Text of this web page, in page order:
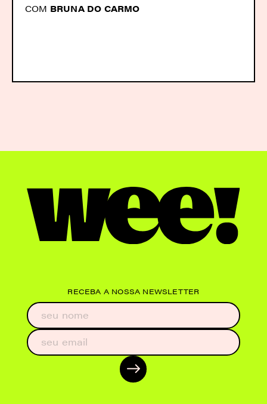
COM BRUNA DO CARMO
RECEBA A NOSSA NEWSLETTER